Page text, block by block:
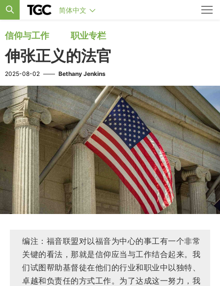
简体中文
信仰与工作 职业专栏
伸张正义的法官
2025-08-02 —— Bethany Jenkins
编注：福音联盟对以福音为中心的事工有一个非常
关键的看法，那就是信仰应当与工作结合起来。我
们试图帮助基督徒在他们的行业和职业中以独特、
卓越和负责任的方式工作。为了达成这一努力，我